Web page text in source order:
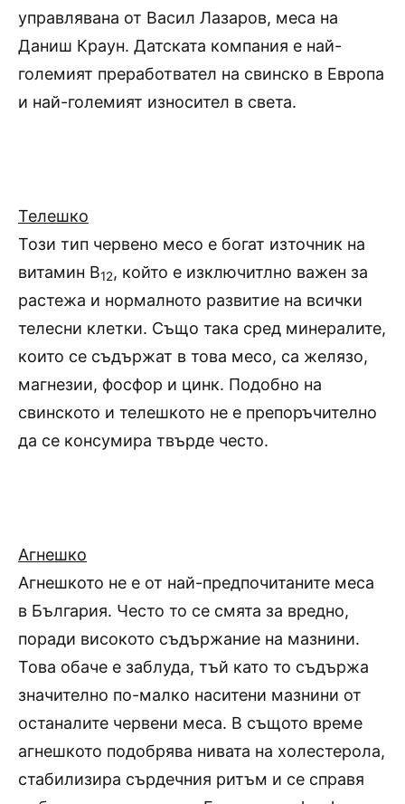
управлявана от Васил Лазаров, меса на
Даниш Краун. Датската компания е най-
големият преработвател на свинско в Европа
и най-големият износител в света.
Телешко
Този тип червено месо е богат източник на
витамин В12, който е изключитлно важен за
растежа и нормалното развитие на всички
телесни клетки. Също така сред минералите,
които се съдържат в това месо, са желязо,
магнезии, фосфор и цинк. Подобно на
свинското и телешкото не е препоръчително
да се консумира твърде често.
Агнешко
Агнешкото не е от най-предпочитаните меса
в България. Често то се смята за вредно,
поради високото съдържание на мазнини.
Това обаче е заблуда, тъй като то съдържа
значително по-малко наситени мазнини от
останалите червени меса. В същото време
агнешкото подобрява нивата на холестерола,
стабилизира сърдечния ритъм и се справя